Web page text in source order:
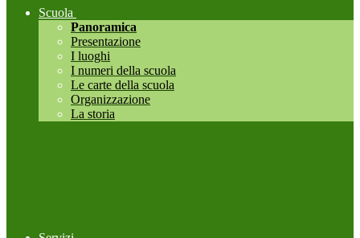
Scuola
Panoramica
Presentazione
I luoghi
I numeri della scuola
Le carte della scuola
Organizzazione
La storia